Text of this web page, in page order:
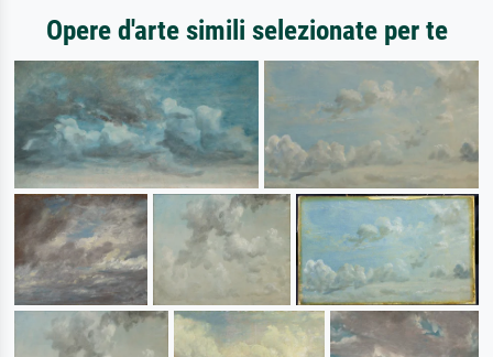
Opere d'arte simili selezionate per te